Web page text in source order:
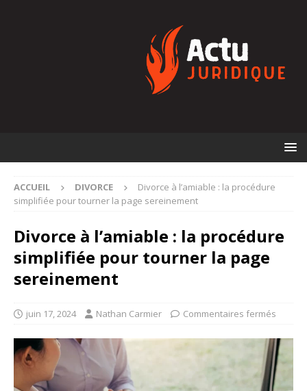
ACCUEIL DIVORCE
Divorce à l’amiable : la procédure
simplifiée pour tourner la page sereinement
Divorce à l’amiable : la procédure
simplifiée pour tourner la page
sereinement
juin 17, 2024 Nathan Carmier Commentaires fermés